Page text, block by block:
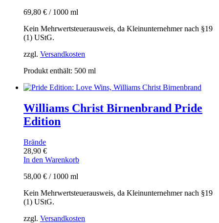
69,80 € / 1000 ml
Kein Mehrwertsteuerausweis, da Kleinunternehmer nach §19
(1) UStG.
zzgl. Versandkosten
Produkt enthält: 500 ml
Williams Christ Birnenbrand Pride
Edition
Brände
28,90 €
In den Warenkorb
58,00 € / 1000 ml
Kein Mehrwertsteuerausweis, da Kleinunternehmer nach §19
(1) UStG.
zzgl. Versandkosten